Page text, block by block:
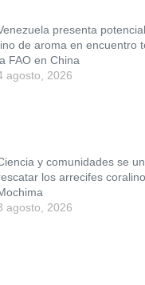
presenta
de aroma en encuentro
FAO en China
agosto, 2026
y comunidades se
los arrecifes
agosto, 2026